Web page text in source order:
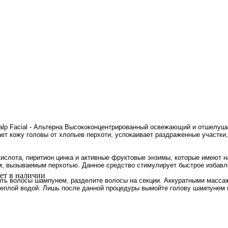
Facial - Альтерна Высококонцентрированный освежающий и
кожу головы от хлопьев перхоти, успокаивает раздраженные
пиритион цинка и активные фруктовые энзимы, которые имеют
вызываемым перхотью. Данное средство стимулирует быстрое
волосы шампунем, разделите волосы на секции. Аккуратными
водой. Лишь после данной процедуры вымойте голову шампунем
в наличии